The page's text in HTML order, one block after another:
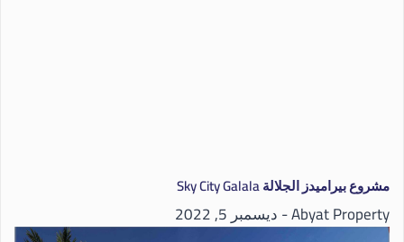
مشروع بيراميدز الجلالة Sky City Galala
Abyat Property ديسمبر 5, 2022